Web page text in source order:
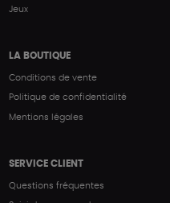
Jeux
LA BOUTIQUE
Conditions de vente
Politique de confidentialité
Mentions légales
SERVICE CLIENT
Questions fréquentes